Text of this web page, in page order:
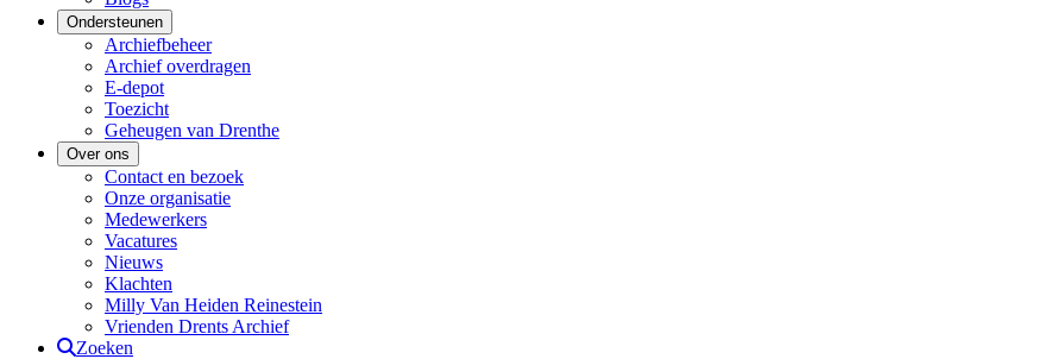
Ondersteunen
Archiefbeheer
Archief overdragen
E-depot
Toezicht
Geheugen van Drenthe
Over ons
Contact en bezoek
Onze organisatie
Medewerkers
Vacatures
Nieuws
Klachten
Milly Van Heiden Reinestein
Vrienden Drents Archief
Zoeken